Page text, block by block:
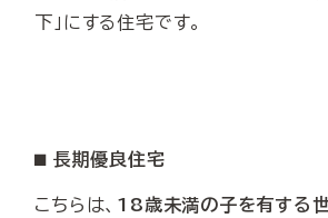
下」にする住宅です。
⬛︎ 長期優良住宅
こちらは、 18歳未満の子を有する